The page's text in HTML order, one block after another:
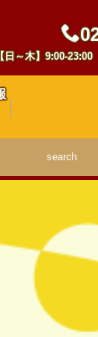
日～木】9:00-23:00
search